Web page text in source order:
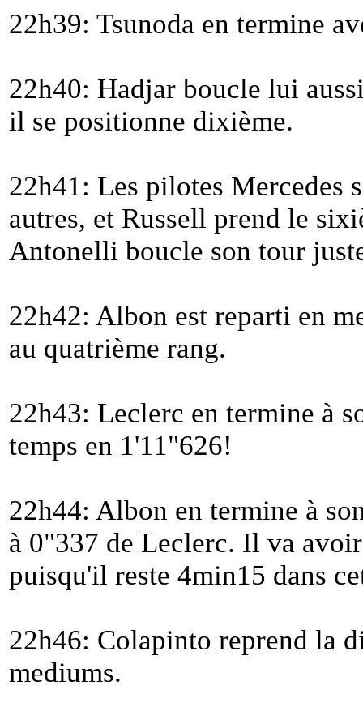
22h39: Tsunoda en termine
22h40: Hadjar boucle lui
il se positionne dixième.
22h41: Les pilotes Mercedes
autres, et Russell prend le
Antonelli boucle son tour
22h42: Albon est reparti en
au quatrième rang.
22h43: Leclerc en termine à
temps en 1'11"626!
22h44: Albon en termine à
à 0"337 de Leclerc. Il va
puisqu'il reste 4min15 dans
22h46: Colapinto reprend la
mediums.